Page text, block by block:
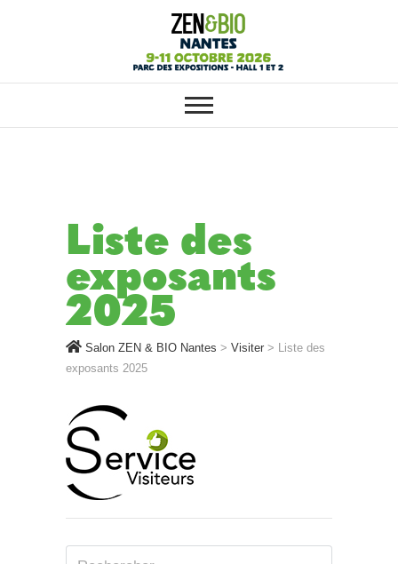
Salon ZEN & BIO
Nantes
SALON ZEN & BIO NANTES :
VOTRE SALON BIO, BIEN-ÊTRE
ET HABITAT SAIN
Liste des
exposants
2025
Salon ZEN & BIO Nantes > Visiter > Liste des
exposants 2025